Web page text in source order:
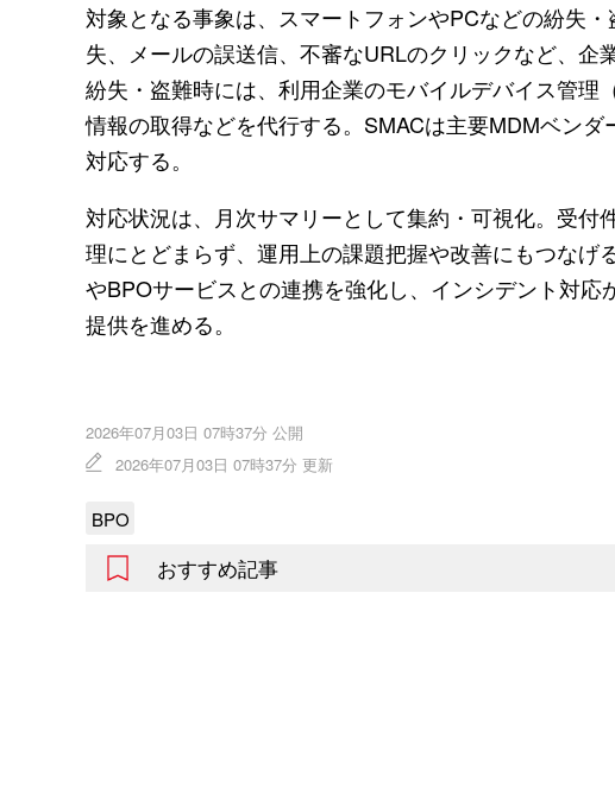
対象となる事象は、スマートフォンやPCなどの紛失
失、メールの誤送信、不審なURLのクリックなど、
紛失・盗難時には、利用企業のモバイルデバイス管
情報の取得などを代行する。SMACは主要MDMベン
対応する。
対応状況は、月次サマリーとして集約・可視化。受
理にとどまらず、運用上の課題把握や改善にもつな
やBPOサービスとの連携を強化し、インシデント対
提供を進める。
2026年07月03日 07時37分 公開
2026年07月03日 07時37分 更新
BPO
おすすめ記事